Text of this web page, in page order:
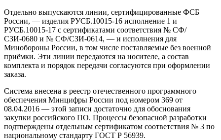
Отдельно выпускаются линии, сертифицированные ФСБ
России, — изделия РУСБ.10015-16 исполнение 1 и
РУСБ.10015-17 с сертификатами соответствия № СФ/
СЗИ-0680 и № СФ/СЗИ-0614, — и исполнения для
Минобороны России, в том числе поставляемые без военной
приёмки. Эти линии передаются на носителе, а состав
комплекта и порядок передачи согласуются при оформлении
заказа.
Система внесена в реестр отечественного программного
обеспечения Минцифры России под номером 369 от
08.04.2016 — этой записи достаточно для обоснования
закупки российского ПО. Процессы безопасной разработки
подтверждены отдельным сертификатом соответствия № 3 по
национальному стандарту ГОСТ Р 56939.